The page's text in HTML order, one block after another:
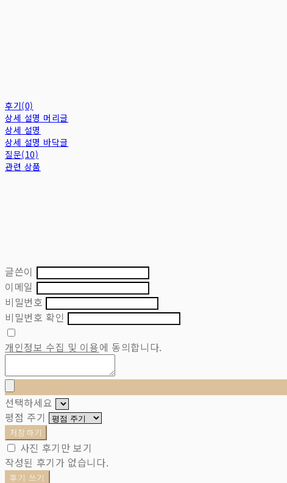
후기(0)
상세 설명 머리글
상세 설명
상세 설명 바닥글
질문(10)
관련 상품
글쓴이
이메일
비밀번호
비밀번호 확인
개인정보 수집 및 이용에 동의합니다.
선택하세요
평점 주기
저장하기
사진 후기만 보기
작성된 후기가 없습니다.
후기 쓰기